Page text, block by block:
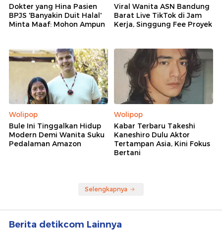
Dokter yang Hina Pasien
BPJS 'Banyakin Duit Halal'
Minta Maaf: Mohon Ampun
Viral Wanita ASN Bandung
Barat Live TikTok di Jam
Kerja, Singgung Fee Proyek
Wolipop
Bule Ini Tinggalkan Hidup
Modern Demi Wanita Suku
Pedalaman Amazon
Wolipop
Kabar Terbaru Takeshi
Kaneshiro Dulu Aktor
Tertampan Asia, Kini Fokus
Bertani
Selengkapnya
Berita detikcom Lainnya